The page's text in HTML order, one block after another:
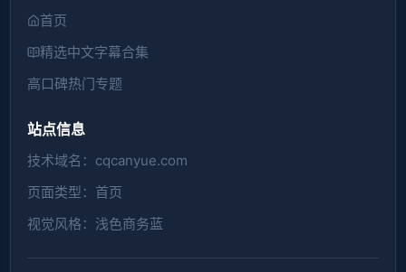
首页
精选中文字幕合集
高口碑热门专题
站点信息
技术域名：cqcanyue.com
页面类型：首页
视觉风格：浅色商务蓝